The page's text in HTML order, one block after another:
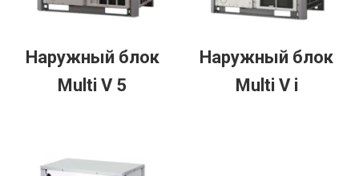
Наружный блок
Multi V 5
Наружный блок
Multi V i